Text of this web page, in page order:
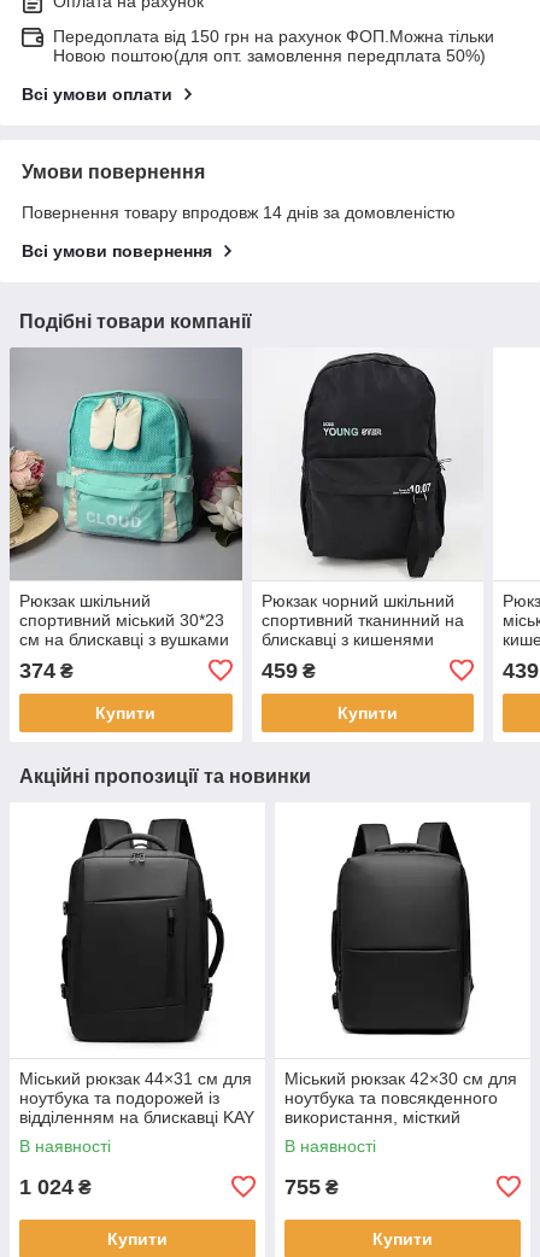
Передоплата від 150 грн на рахунок ФОП.Можна тільки
Новою поштою(для опт. замовлення передплата 50%)
Всі умови оплати
Умови повернення
Повернення товару впродовж 14 днів за домовленістю
Всі умови повернення
Подібні товари компанії
Рюкзак шкільний
спортивний міський 30*23
см на блискавці з вушками
кольорах Luna
374 ₴
Купити
Рюкзак чорний шкільний
спортивний тканинний на
блискавці з кишенями
459₴
Купити
439
Акційні пропозиції та новинки
Міський рюкзак 44×31 см для
ноутбука та подорожей із
відділенням на блискавці KAY
В наявності
1 024 ₴
Купити
Міський рюкзак 42×30 см для
ноутбука та повсякденного
використання, місткий
чорний KAY
В наявності
755 ₴
Купити